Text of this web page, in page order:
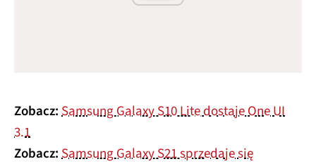
Zobacz:Samsung Galaxy S10 Lite dostaje One UI
3.1
Zobacz:Samsung Galaxy S21 sprzedaje się